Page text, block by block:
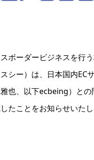
ボーダービジネスを行
シー）は、日本国内EC
也、以下ecbeing）と
たことをお知らせいたし